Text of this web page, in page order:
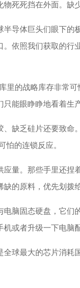
死死挡在外面。缺
体巨头们眼下的
依照我们获取的
的战略库存非常可
能眼睁睁地看着生
乏硅片还要致命
怕的连锁反应。
。那些手里还捏
的原料，优先划拨
固态硬盘，它们
或者升级一下电脑
最大的芯片消耗